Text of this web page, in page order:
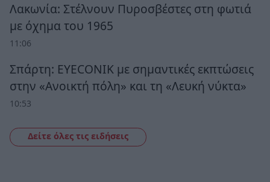
Λακωνία: Στέλνουν Πυροσβέστες στη φωτιά
με όχημα του 1965
11:06
Σπάρτη: EYECONIK με σημαντικές εκπτώσεις
στην «Ανοικτή πόλη» και τη «Λευκή νύκτα»
10:53
Δείτε όλες τις ειδήσεις